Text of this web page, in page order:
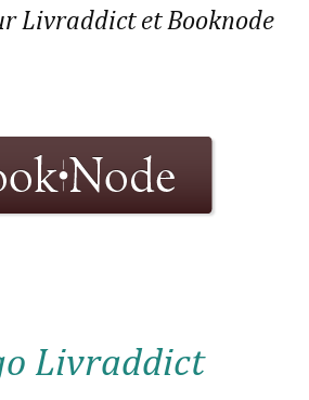
Livraddict et Booknode